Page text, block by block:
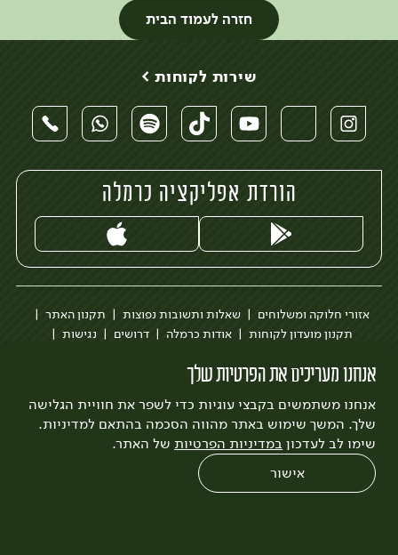
חזרה לעמוד הבית
אנחנו מעריכים את הפרטיות שלך
אנחנו משתמשים בקבצי עוגיות כדי לשפר את חוויית הגלישה
שלך. המשך שימוש באתר מהווה הסכמה בהתאם למדיניות.
שימו לב לעדכון במדיניות הפרטיות של האתר.
אישור
שירות לקוחות >
הורדת אפליקציה כרמלה
אזורי חלוקה ומשלוחים שאלות ותשובות נפוצות
תקנון האתר
תקנון מועדון לקוחות
אודות כרמלה דרושים
נגישות
לצפייה בעדכון מדיניות פרטיות
עיצוב:3bears פיתוח:Quatro